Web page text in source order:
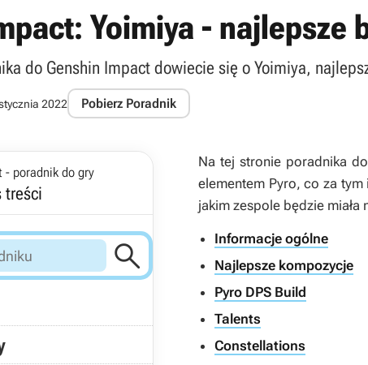
Yoimiya - najlepsze
do Genshin Impact dowiecie się o Yoimiya,
2022 Pobierz Poradnik
- poradnik do gry
treści

Na tej stronie poradnika
elementem Pyro, co za
jakim zespole będzie
Informacje ogólne
Najlepsze kompozycje
Pyro DPS Build
Talents
Constellations